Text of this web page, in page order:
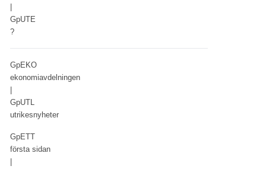
GpUTE
?
GpEKO
ekonomiavdelningen
GpUTL
utrikesnyheter
GpETT
första sidan